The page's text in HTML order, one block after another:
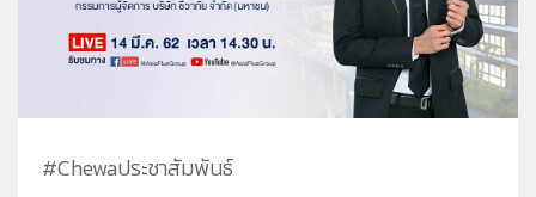
โครงสร้างกลุ่มบริษัท
ประวัติความเป็นมาของบริษัท
คณะกรรมการบริษัท
Activity
Privilege
ข่าวประชาสัมพันธ์
ข่าวกิจกรรม
ทาวน์โฮม
ติดต่อเรา
ความรับผิดชอบต่อสังคม
#Chewaประชาสัมพันธ์